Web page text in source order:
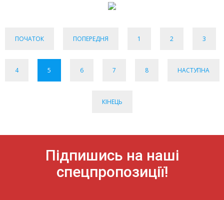
ПОЧАТОК ПОПЕРЕДНЯ 1 2 3
4 5 6 7 8 НАСТУПНА
КІНЕЦЬ
Підпишись на наші
спецпропозиції!